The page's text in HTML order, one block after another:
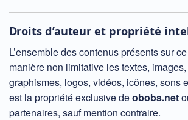
Droits d’auteur et propriété
L’ensemble des contenus présents sur
manière non limitative les textes,
graphismes, logos, vidéos, icônes, sons
est la propriété exclusive deobobs.net
partenaires, sauf mention contraire.